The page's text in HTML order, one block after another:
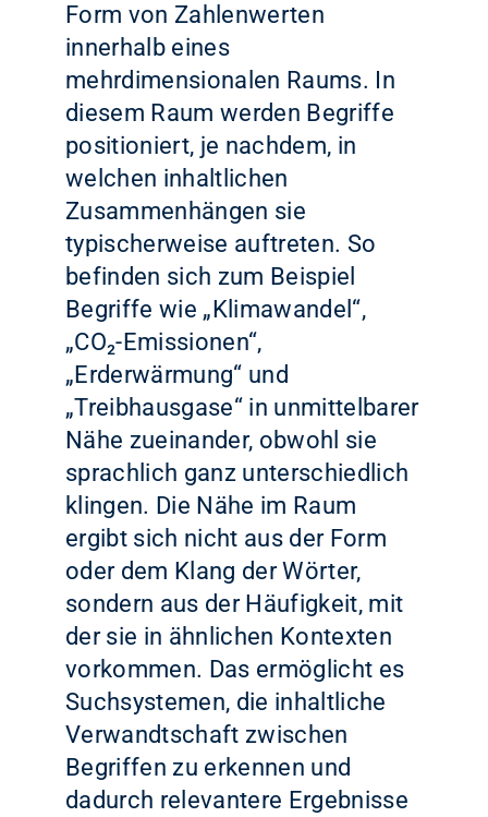
Form von Zahlenwerten
innerhalb eines
mehrdimensionalen Raums. In
diesem Raum werden Begriffe
positioniert, je nachdem, in
welchen inhaltlichen
Zusammenhängen sie
typischerweise auftreten. So
befinden sich zum Beispiel
Begriffe wie „Klimawandel“,
„CO₂-Emissionen“,
„Erderwärmung“ und
„Treibhausgase“ in unmittelbarer
Nähe zueinander, obwohl sie
sprachlich ganz unterschiedlich
klingen. Die Nähe im Raum
ergibt sich nicht aus der Form
oder dem Klang der Wörter,
sondern aus der Häufigkeit, mit
der sie in ähnlichen Kontexten
vorkommen. Das ermöglicht es
Suchsystemen, die inhaltliche
Verwandtschaft zwischen
Begriffen zu erkennen und
dadurch relevantere Ergebnisse